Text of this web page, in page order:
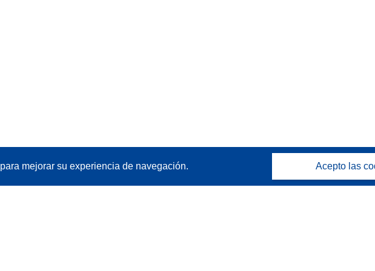
para mejorar su experiencia de navegación. Acepto las